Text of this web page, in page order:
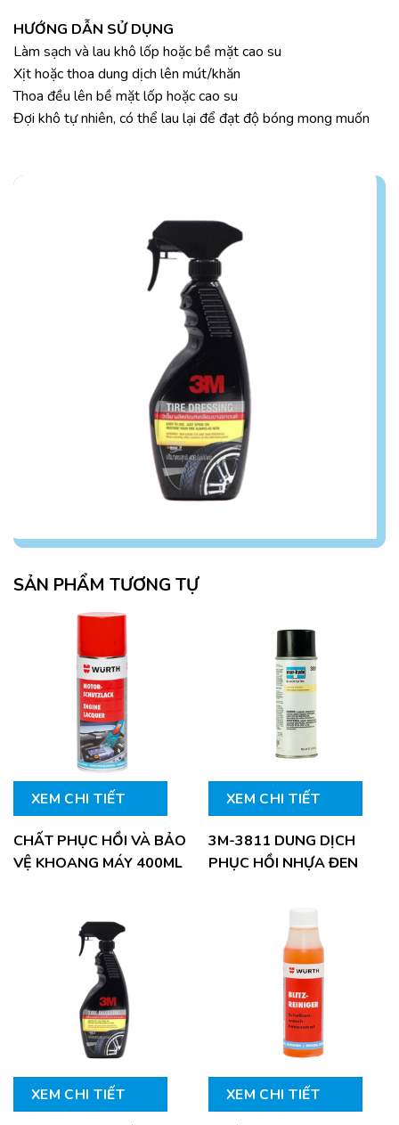
HƯỚNG DẪN SỬ DỤNG
Làm sạch và lau khô lốp hoặc bề mặt cao su
Xịt hoặc thoa dung dịch lên mút/khăn
Thoa đều lên bề mặt lốp hoặc cao su
Đợi khô tự nhiên, có thể lau lại để đạt độ bóng mong muốn
SẢN PHẨM TƯƠNG TỰ
XEM CHI TIẾT
CHẤT PHỤC HỒI VÀ BẢO
VỆ KHOANG MÁY 400ML
XEM CHI TIẾT
3M-3811 DUNG DỊCH
PHỤC HỒI NHỰA ĐEN
XEM CHI TIẾT XEM CHI TIẾT